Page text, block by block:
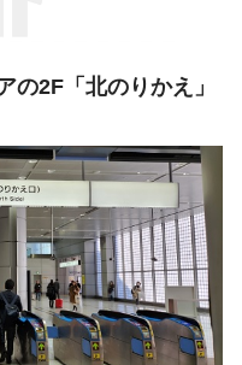
の2F「北のりかえ」